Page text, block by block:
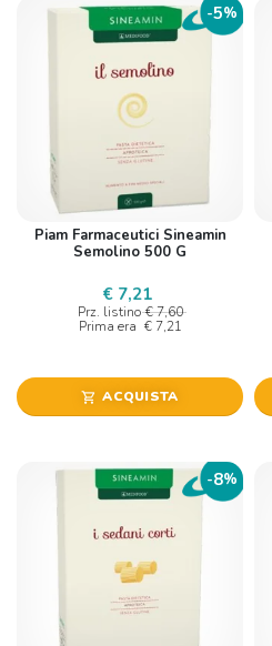
-5%
Piam Farmaceutici Sineamin
Semolino 500 G
€ 7,21
Prz. listino € 7,60
Prima era € 7,21
shopping_cart ACQUISTA
-8%